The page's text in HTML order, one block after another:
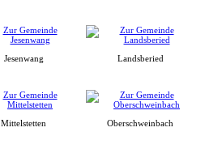
Jesenwang Landsberied
Mittelstetten Oberschweinbach